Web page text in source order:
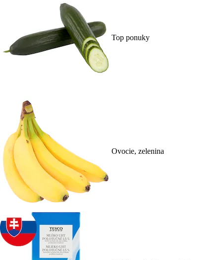
Top ponuky
Ovocie, zelenina